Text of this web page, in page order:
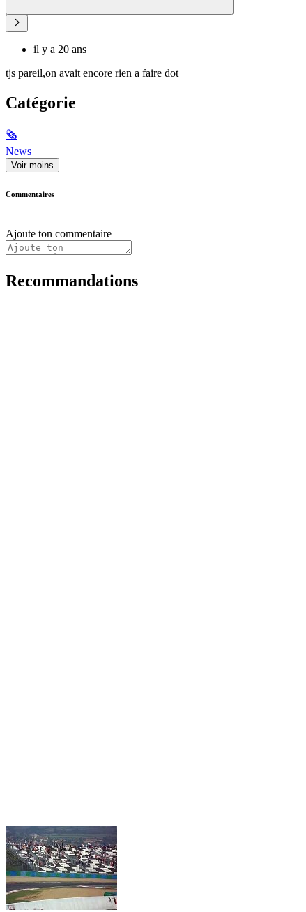
il y a 20 ans
tjs pareil,on avait encore rien a faire dot
Catégorie
🗞
News
Voir moins
Commentaires
Ajoute ton commentaire
Recommandations